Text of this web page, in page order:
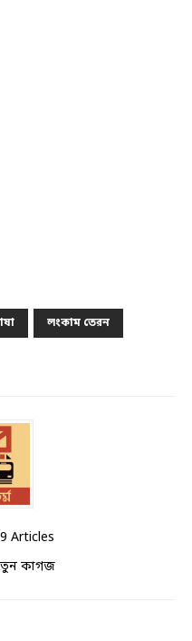
লংকাম তেরন
Articles
কাগজ